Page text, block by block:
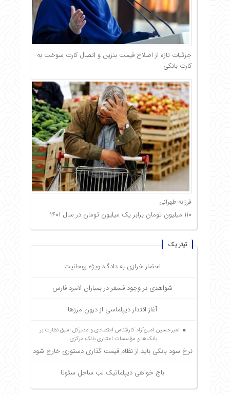
جزئیات تازه از اصلاح قیمت بنزین و اتصال کارت سوخت به
کارت بانکی
فرزانه طهرانی
۱۱۰ میلیون تومان برابر یک میلیون تومان در سال ۱۴۰۱
تیتر یک
احضار خرازی به دادگاه ویژه روحانیت
شواهدی بر وجود فسفر در بمباران لامرد فارس
آغاز اقتدار دیپلماسی از درون مرزها
امیرحسین امین‌آزاد کارشناس اقتصادی و مدیرکل اسبق نظارت بر
بانک‌ها و مؤسسات اعتباری بانک مرکزی:
نرخ سود بانکی باید از نظام قیمت گذاری دستوری خارج شود
باج خواهی دیپلماتیک لب ساحل سئوتا